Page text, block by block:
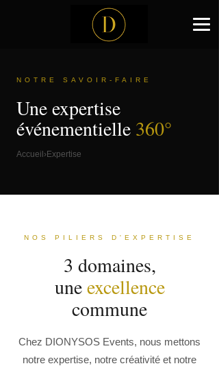
NOTRE SAVOIR-FAIRE
Une expertise
événementielle 360°
Accueil ›Expertise
NOS PILIERS D'EXPERTISE
3 domaines,
uneexcellence
commune
Chez DIONYSOS Events, nous mettons
notre expertise, notre créativité et notre